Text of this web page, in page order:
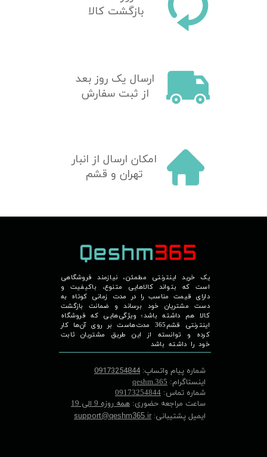
بازگشت کالا
​ارسال یک روز بعد
از ثبت سفارش
امکان ارسال از انبار
تهران و قشم
یک خرید اینترنتی مطمئن، نیازمند فروشگاهی
است که بتواند کالاهایی متنوع، باکیفیت و
دارای قیمت مناسب را در مدت زمانی کوتاه به
دست مشتریان خود برساند و ضمانت بازگشت
کالا هم داشته باشد؛ ویژگی‌هایی که فروشگاه
اینترنتی قشم365 مدت‌هاست بر روی آن‌ها کار
کرده و توانسته از این طریق مشتریان ثابت
خود را داشته باشد
شماره پیام واتساپ:09173254844
اینستاگرام: qeshm.365
شماره تماس: 09173254844
ساعت مراجعه حضوری: همه روزه 9 الی 19
ایمیل پشتیبانی: support@qeshm365.ir